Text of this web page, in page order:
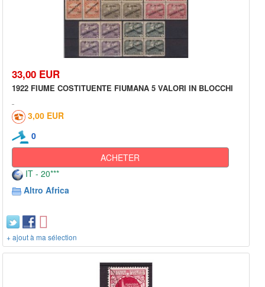
33,00 EUR
1922 FIUME COSTITUENTE FIUMANA 5 VALORI IN BLOCCHI
3,00 EUR
0
ACHETER
IT - 20***
Altro Africa
+ ajout à ma sélection